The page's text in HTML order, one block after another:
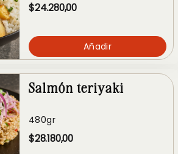
$24.280,00
Añadir
Salmón teriyaki
480gr
$28.180,00